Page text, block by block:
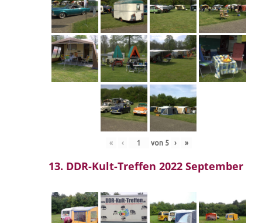
« ‹ von 5 › »
13. DDR-Kult-Treffen 2022 September